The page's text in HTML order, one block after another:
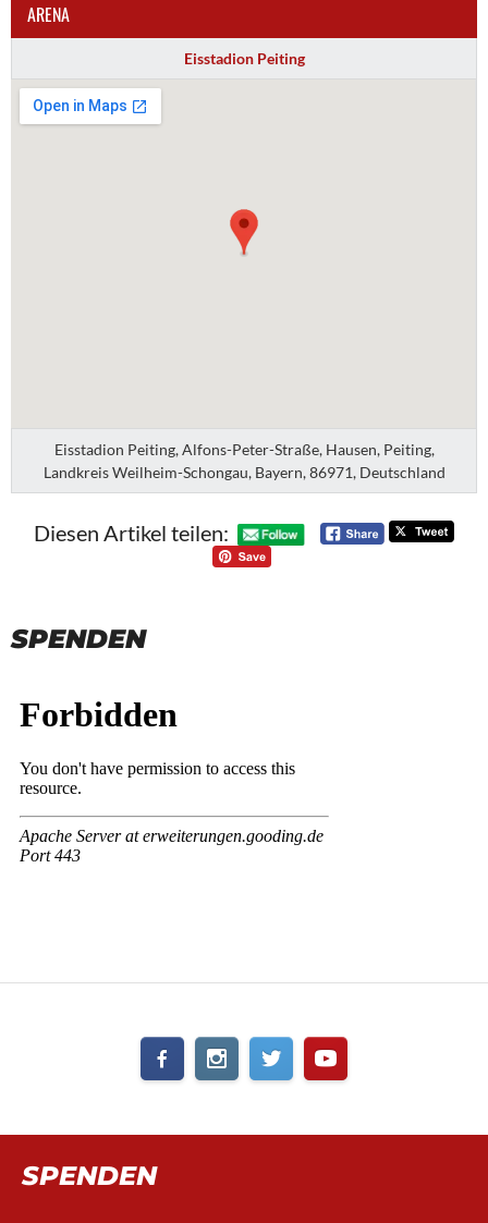
ARENA
Eisstadion Peiting
Eisstadion Peiting, Alfons-Peter-Straße, Hausen, Peiting,
Landkreis Weilheim-Schongau, Bayern, 86971, Deutschland
Diesen Artikel teilen:
SPENDEN
SPENDEN